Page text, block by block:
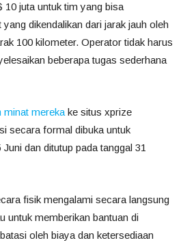
10 juta untuk tim yang bisa
dikendalikan dari jarak jauh oleh
100 kilometer. Operator tidak harus
beberapa tugas sederhana
minat mereka ke situs xprize
secara formal dibuka untuk
dan ditutup pada tanggal 31
fisik mengalami secara langsung
untuk memberikan bantuan di
oleh biaya dan ketersediaan